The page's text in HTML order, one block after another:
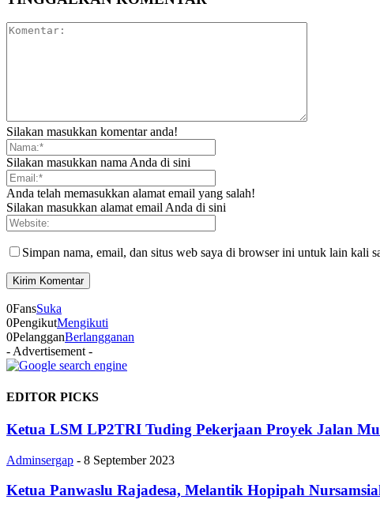
Silakan masukkan komentar anda!
Silakan masukkan nama Anda di sini
Anda telah memasukkan alamat email yang salah!
Silakan masukkan alamat email Anda di sini
Simpan nama, email, dan situs web saya di browser ini untuk lain kali
0FansSuka
0PengikutMengikuti
0PelangganBerlangganan
- Advertisement -
EDITOR PICKS
Ketua LSM LP2TRI Tuding Pekerjaan Proyek Jalan
Adminsergap - 8 September 2023
Ketua Panwaslu Rajadesa, Melantik Hopipah